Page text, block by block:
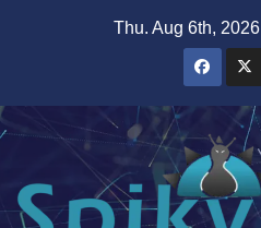
Thu. Aug 6th, 2026